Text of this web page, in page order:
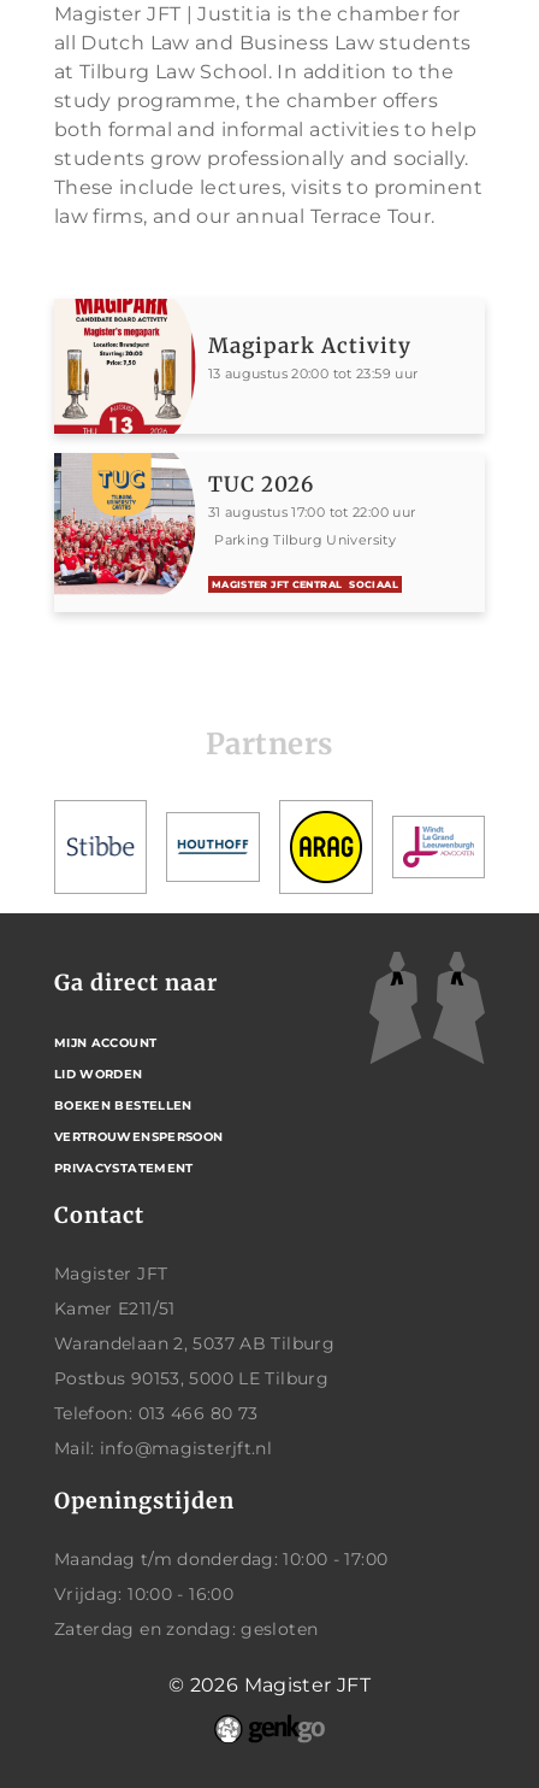
Magister JFT | Justitia is the chamber for
all Dutch Law and Business Law students
at Tilburg Law School. In addition to the
study programme, the chamber offers
both formal and informal activities to help
students grow professionally and socially.
These include lectures, visits to prominent
law firms, and our annual Terrace Tour.
Magipark Activity
13 augustus 20:00 tot 23:59 uur
TUC 2026
31 augustus 17:00 tot 22:00 uur
Parking Tilburg University
MAGISTER JFT CENTRAL SOCIAAL
Partners
Contact
Magister JFT
Kamer E211/51
Warandelaan 2, 5037 AB Tilburg
Postbus 90153, 5000 LE Tilburg
Telefoon: 013 466 80 73
Mail: info@magisterjft.nl
Openingstijden
Maandag t/m donderdag: 10:00 - 17:00
Vrijdag: 10:00 - 16:00
Zaterdag en zondag: gesloten
Ga direct naar
MIJN ACCOUNT
LID WORDEN
BOEKEN BESTELLEN
VERTROUWENSPERSOON
PRIVACYSTATEMENT
© 2026 Magister JFT